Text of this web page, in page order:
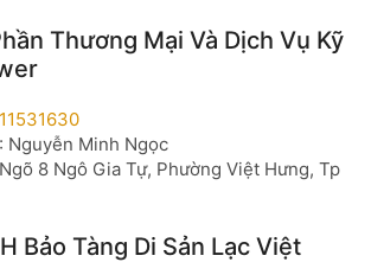
Thương Mại Và Dịch Vụ Kỹ
: Nguyễn Minh Ngọc
8 Ngô Gia Tự, Phường Việt Hưng, Tp
Bảo Tàng Di Sản Lạc Việt